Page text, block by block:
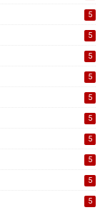
5
5
5
5
5
5
5
5
5
5